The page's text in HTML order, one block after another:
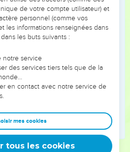
Lévi,
Yonam, Eliaqim,
*David,
Naassôn,
Hetsrôn, Pérets, Juda,
Térah, Nahor,
*Noé, Lémek,
Maléléel, Qenam,
était lui-même fils de Dieu.
de votre compte utilisateur) et
personnel (comme vos
les informations renseignées dans
les buts suivants :
notre service
des services tiers tels que de la
en contact avec notre service de
mes cookies
tous les cookies